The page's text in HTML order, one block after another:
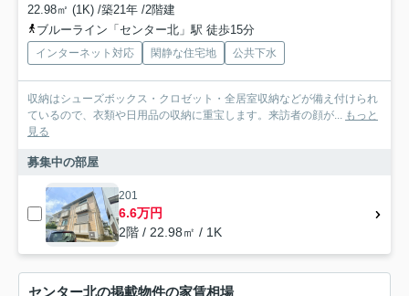
22.98㎡ (1K) /築21年 /2階建
ブルーライン「センター北」駅 徒歩15分
インターネット対応 閑静な住宅地 公共下水
収納はシューズボックス・クロゼット・全居室収納などが備え付けられ
ているので、衣類や日用品の収納に重宝します。来訪者の顔が...
もっと
見る
募集中の部屋
201
6.6万円
2階 / 22.98㎡ / 1K
センター北の掲載物件の家賃相場